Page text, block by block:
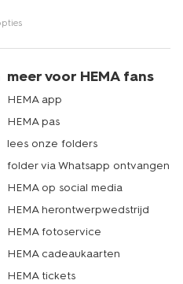
meer voor HEMA fans
HEMA app
HEMA pas
lees onze folders
folder via Whatsapp ontvangen
HEMA op social media
HEMA herontwerpwedstrijd
HEMA fotoservice
HEMA cadeaukaarten
HEMA tickets